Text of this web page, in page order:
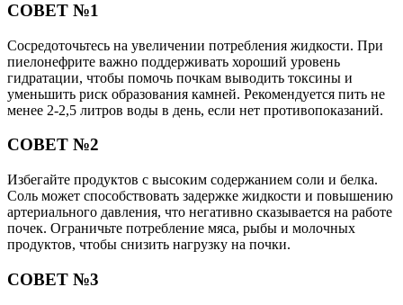
СОВЕТ №1
Сосредоточьтесь на увеличении потребления жидкости. При
пиелонефрите важно поддерживать хороший уровень
гидратации, чтобы помочь почкам выводить токсины и
уменьшить риск образования камней. Рекомендуется пить не
менее 2-2,5 литров воды в день, если нет противопоказаний.
СОВЕТ №2
Избегайте продуктов с высоким содержанием соли и белка.
Соль может способствовать задержке жидкости и повышению
артериального давления, что негативно сказывается на работе
почек. Ограничьте потребление мяса, рыбы и молочных
продуктов, чтобы снизить нагрузку на почки.
СОВЕТ №3